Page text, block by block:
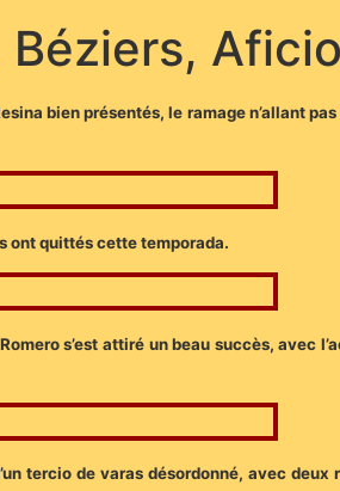
bien présentés, le ramage n’allant
ont quittés cette temporada.
s’est attiré un beau succès, avec
tercio de varas désordonné, avec